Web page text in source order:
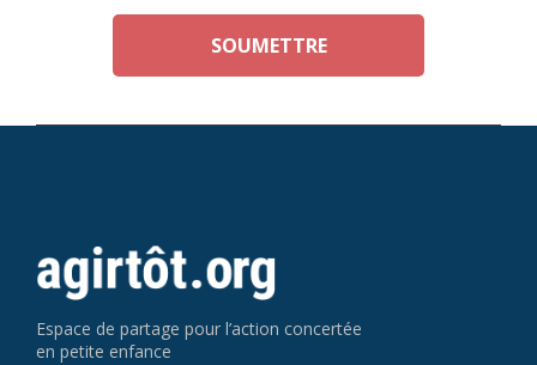
SOUMETTRE
Espace de partage pour l’action concertée
en petite enfance